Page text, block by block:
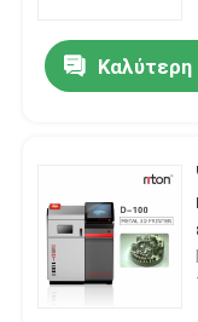
Καλύτερη